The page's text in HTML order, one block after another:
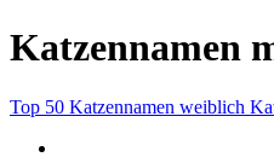
Katzennamen
Top 50 Katzennamen weiblich